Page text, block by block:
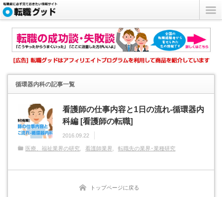
循環器内科の記事一覧
看護師の仕事内容と1日の流れ-循環器内
科編 [看護師の転職]
2016.09.22
医療、福祉業界の研究 看護師業界 転職先の業界･業種研究
トップページに戻る